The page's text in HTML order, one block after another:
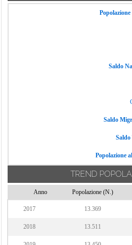
Popolazione
Saldo
Saldo
Saldo
Popolazione
TREND
Anno Popolazione (N.)
2017 13.369
2018 13.511